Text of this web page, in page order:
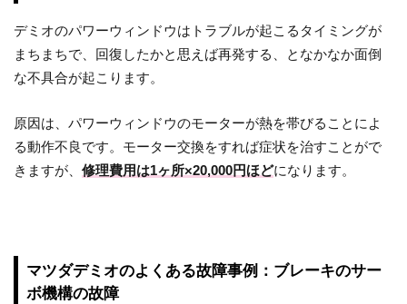
デミオのパワーウィンドウはトラブルが起こるタイミングが
まちまちで、回復したかと思えば再発する、となかなか面倒
な不具合が起こります。
原因は、パワーウィンドウのモーターが熱を帯びることによ
る動作不良です。モーター交換をすれば症状を治すことがで
きますが、修理費用は1ヶ所×20,000円ほどになります。
マツダデミオのよくある故障事例：ブレーキのサー
ボ機構の故障